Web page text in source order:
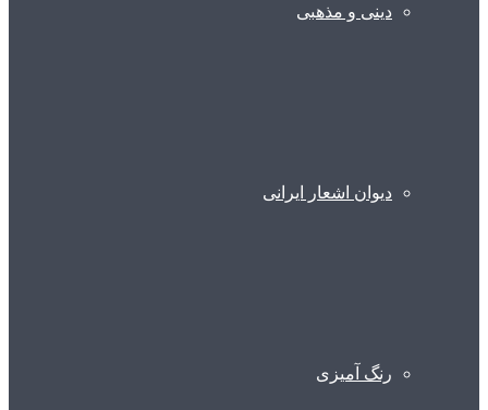
دینی و مذهبی
دیوان اشعار ایرانی
رنگ آمیزی